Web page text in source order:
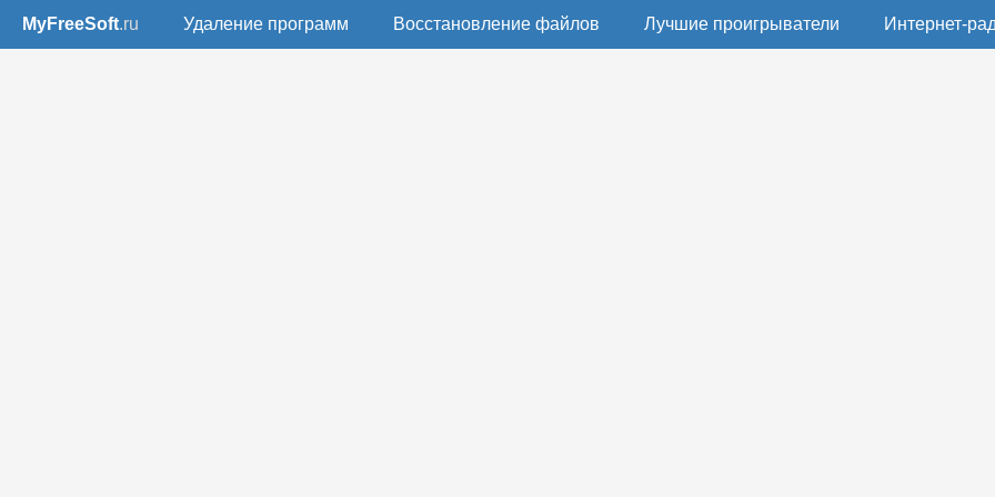
MyFreeSoft.ru Удаление программ Восстановление файлов Лучшие проигрыватели Интернет-